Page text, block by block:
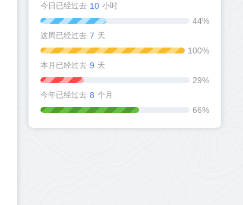
今日已经过去 10 小时
44%
这周已经过去 7 天
100%
本月已经过去 9 天
29%
今年已经过去 8 个月
66%